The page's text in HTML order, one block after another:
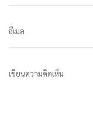
อีเมล
เขียนความคิดเห็น